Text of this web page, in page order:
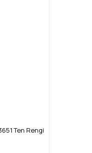
Ten Rengi